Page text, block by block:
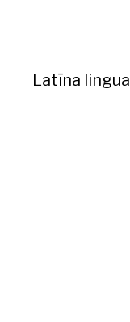
Latīna lingua